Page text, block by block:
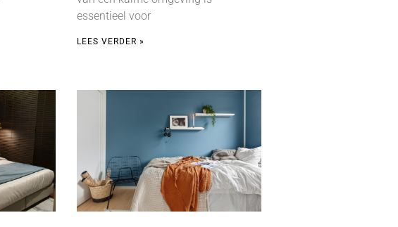
essentieel voor
LEES VERDER »